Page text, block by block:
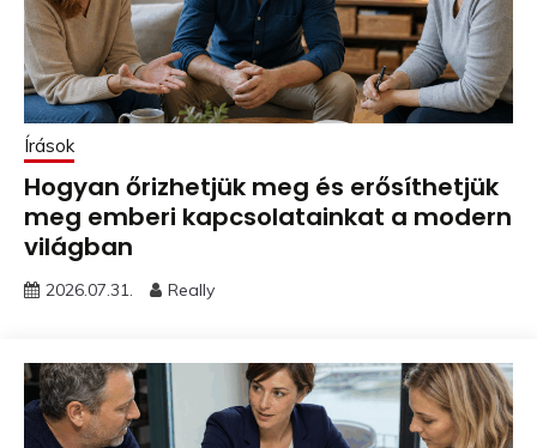
Írások
Hogyan őrizhetjük meg és erősíthetjük
meg emberi kapcsolatainkat a modern
világban
2026.07.31. Really